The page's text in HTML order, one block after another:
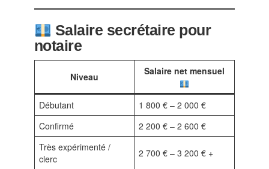
Salaire secrétaire pour
notaire
Niveau Salaire net mensuel
Débutant
1 800 € – 2 000 €
Confirmé
2 200 € – 2 600 €
Très expérimenté /
clerc
2 700 € – 3 200 € +